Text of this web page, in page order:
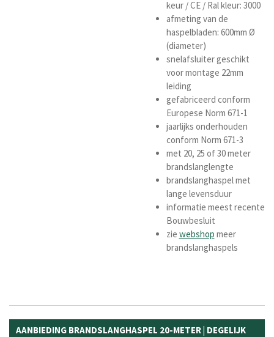
keur / CE / Ral kleur: 3000
afmeting van de
haspelbladen: 600mm Ø
(diameter)
snelafsluiter geschikt
voor montage 22mm
leiding
gefabriceerd conform
Europese Norm 671-1
jaarlijks onderhouden
conform Norm 671-3
met 20, 25 of 30meter
brandslanglengte
brandslanghaspel met
lange levensduur
informatie meest recente
Bouwbesluit
zie webshop meer
brandslanghaspels
AANBIEDING BRANDSLANGHASPEL 20-METER | DEGELIJK